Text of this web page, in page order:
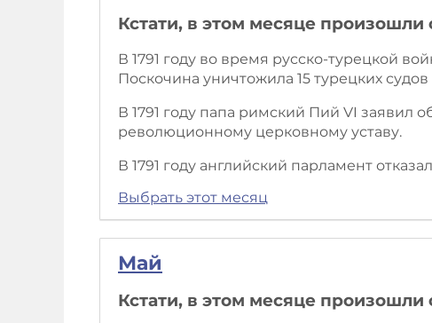
Кстати, в этом месяце произошли
В 1791 году во время русско-турецкой
Поскочина уничтожила 15 турецких
В 1791 году папа римский Пий VI заявил
революционному церковному уставу.
В 1791 году английский парламент
Выбрать этот месяц
Май
Кстати, в этом месяце произошли